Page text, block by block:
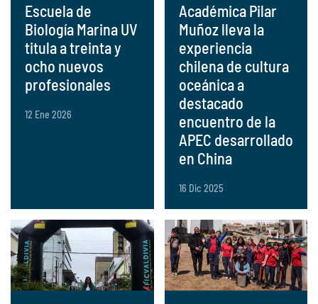
Escuela de
Biología Marina UV
titula a treinta y
ocho nuevos
profesionales
12 Ene 2026
Académica Pilar
Muñoz lleva la
experiencia
chilena de cultura
oceánica a
destacado
encuentro de la
APEC desarrollado
en China
16 Dic 2025